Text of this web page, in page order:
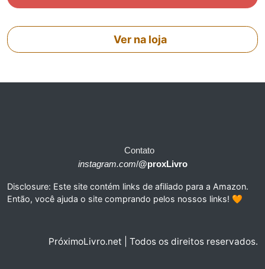
Ver na loja
Contato
instagram.com/@proxLivro
Disclosure: Este site contém links de afiliado para a Amazon.
Então, você ajuda o site comprando pelos nossos links! 🧡
PróximoLivro.net | Todos os direitos reservados.